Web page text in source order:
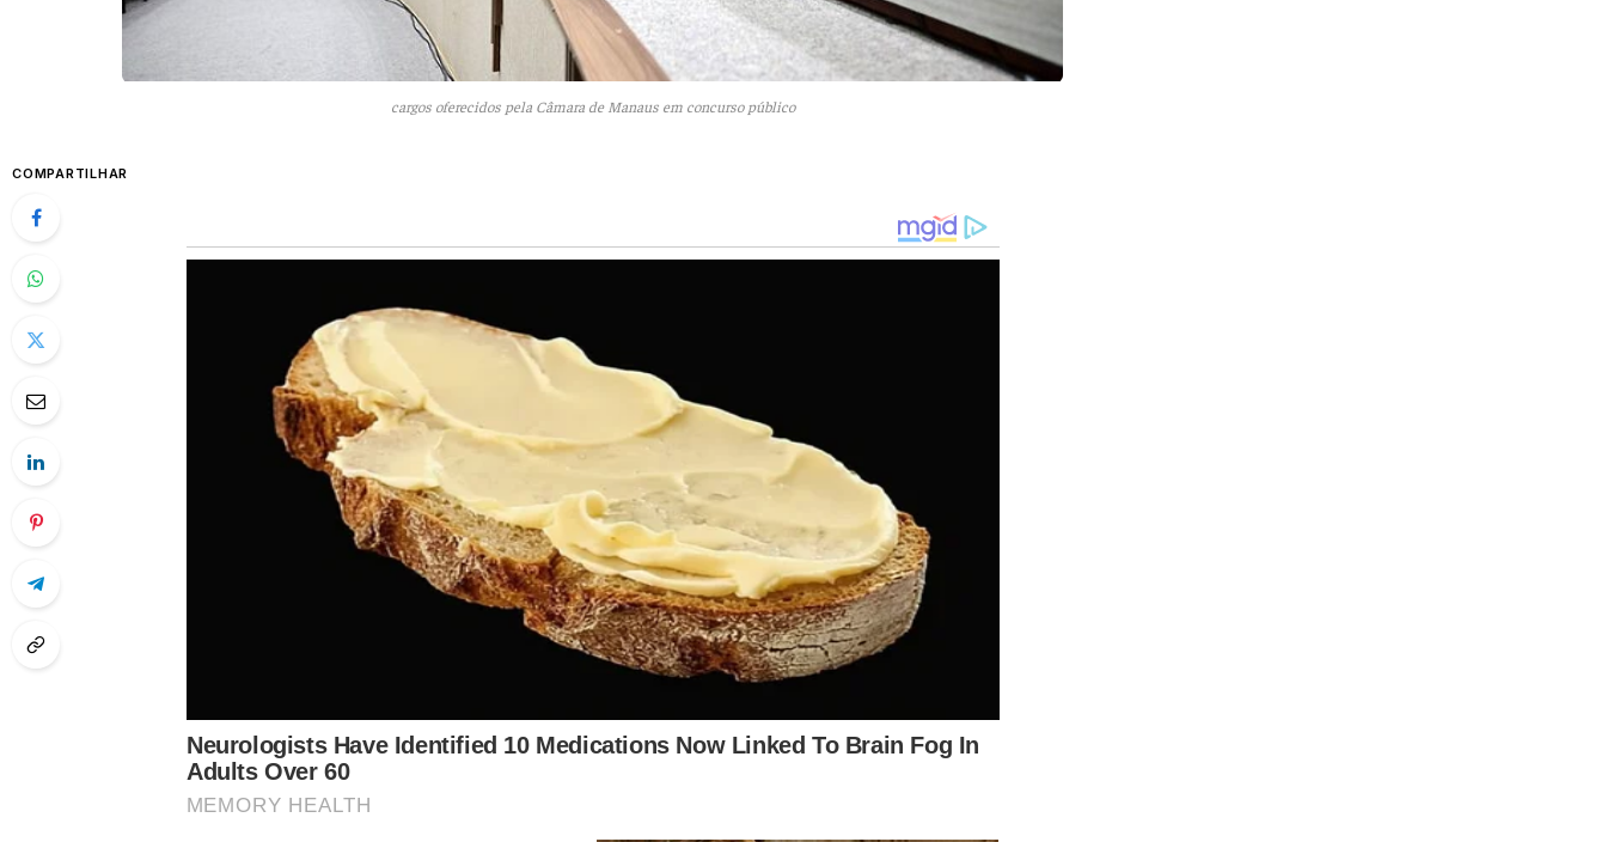
cargos oferecidos pela Câmara de Manaus em concurso público
COMPARTILHAR